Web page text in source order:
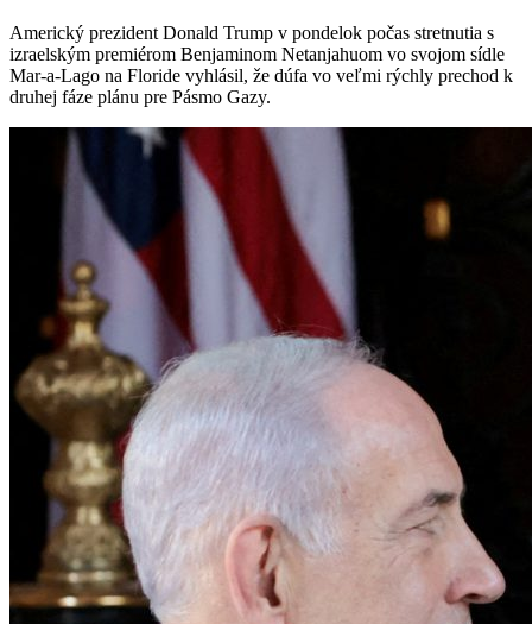
Americký prezident Donald Trump v pondelok počas stretnutia s
izraelským premiérom Benjaminom Netanjahuom vo svojom sídle
Mar-a-Lago na Floride vyhlásil, že dúfa vo veľmi rýchly prechod k
druhej fáze plánu pre Pásmo Gazy.